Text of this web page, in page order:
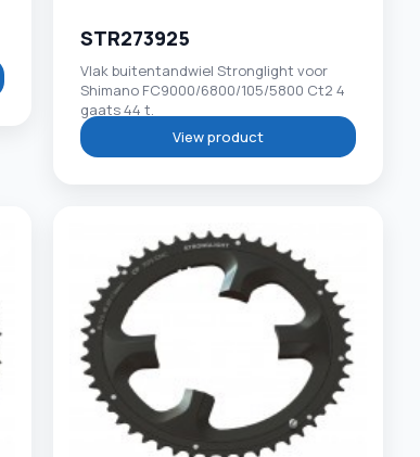
STR273925
Vlak buitentandwiel Stronglight voor
Shimano FC9000/6800/105/5800 Ct2 4
gaats 44 t.
View product